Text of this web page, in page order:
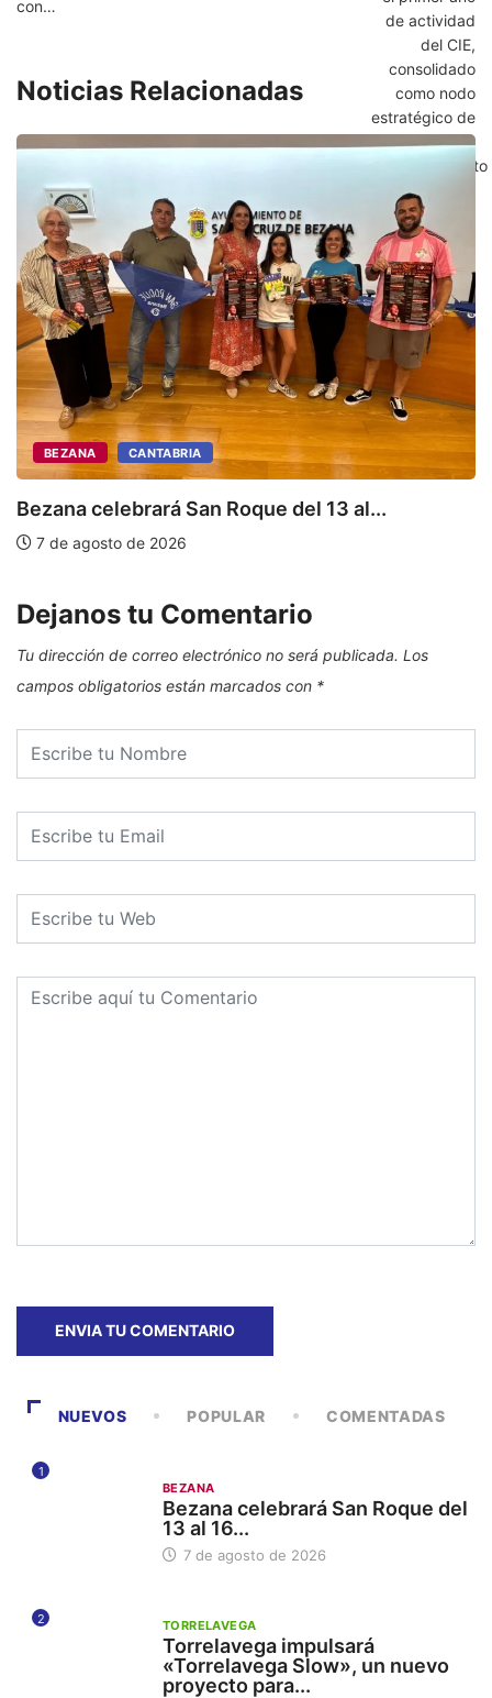
con…
Noticias Relacionadas
BEZANA CANTABRIA
Bezana celebrará San Roque del 13 al...
7 de agosto de 2026
Dejanos tu Comentario
Tu dirección de correo electrónico no será publicada. Los
campos obligatorios están marcados con *
NUEVOS POPULAR COMENTADAS
1
BEZANA
Bezana celebrará San Roque del
13 al 16...
7 de agosto de 2026
2 TORRELAVEGA
Torrelavega impulsará
«Torrelavega Slow», un nuevo
proyecto para...